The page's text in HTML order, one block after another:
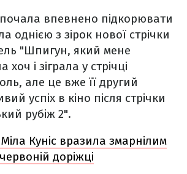
впевнено підкорювати
однією з зірок нової стрічки
"Шпигун, який мене
хоч і зіграла у стрічці
але це вже її другий
успіх в кіно після стрічки
рубіж 2".
Міла Куніс вразила змарнілим
доріжці